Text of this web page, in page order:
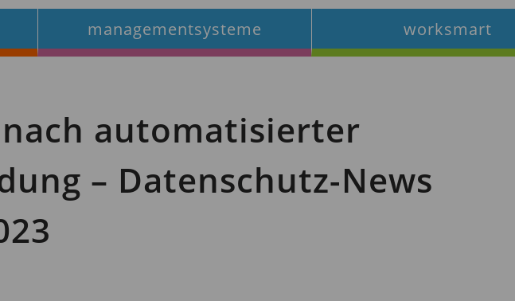
managementsysteme worksmart
automatisierter
– Datenschutz-News